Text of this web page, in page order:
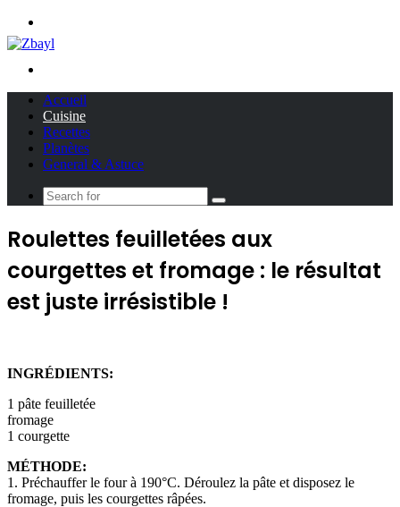
Accueil
Cuisine
Recettes
Planètes
General & Astuce
Search
Roulettes feuilletées aux
courgettes et fromage : le résultat
est juste irrésistible !
INGRÉDIENTS:
1 pâte feuilletée
fromage
1 courgette
MÉTHODE:
1. Préchauffer le four à 190°C. Déroulez la pâte et disposez le
fromage, puis les courgettes râpées.